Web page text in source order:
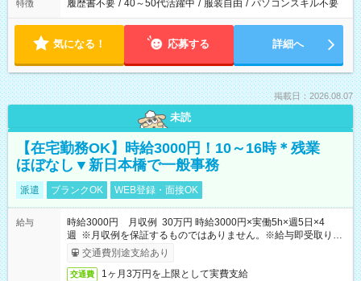
特徴 履歴書不要 / 40～50代活躍中 / 服装自由 / パソコンスキル不要
気になる！ 応募する 詳細へ
掲載日：2026.08.07
未読
【在宅勤務OK】時給3000円！10～16時＊残業
ほぼなし▼新日本橋で一般事務
派遣 ブランクOK WEB登録・面接OK
給与
時給3000円 月収例 30万円 時給3000円×実働5h×週5日×4
週 ※月収例を保証するものではありません。※給与即受取りサ
ービス利用可（利用条件有）
交通費別途支給あり
交通費 1ヶ月3万円を上限として実費支給